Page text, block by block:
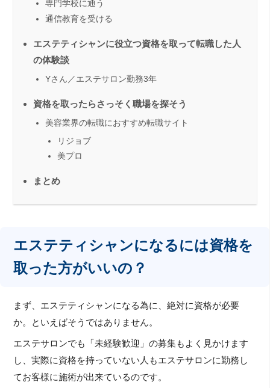
専門学校に通う
通信教育を受ける
エステティシャンに役立つ資格を取って転職した人
の体験談
Yさん／エステサロン勤務3年
資格を取ったらさっそく職場を探そう
美容業界の転職におすすめ転職サイト
リジョブ
美プロ
まとめ
エステティシャンになるには資格を
取った方がいいの？
まず、エステティシャンになる為に、絶対に資格が必要
か。といえばそうではありません。
エステサロンでも「未経験歓迎」の募集もよく見かけます
し、実際に資格を持っていない人もエステサロンに勤務し
てお客様に施術が出来ているのです。